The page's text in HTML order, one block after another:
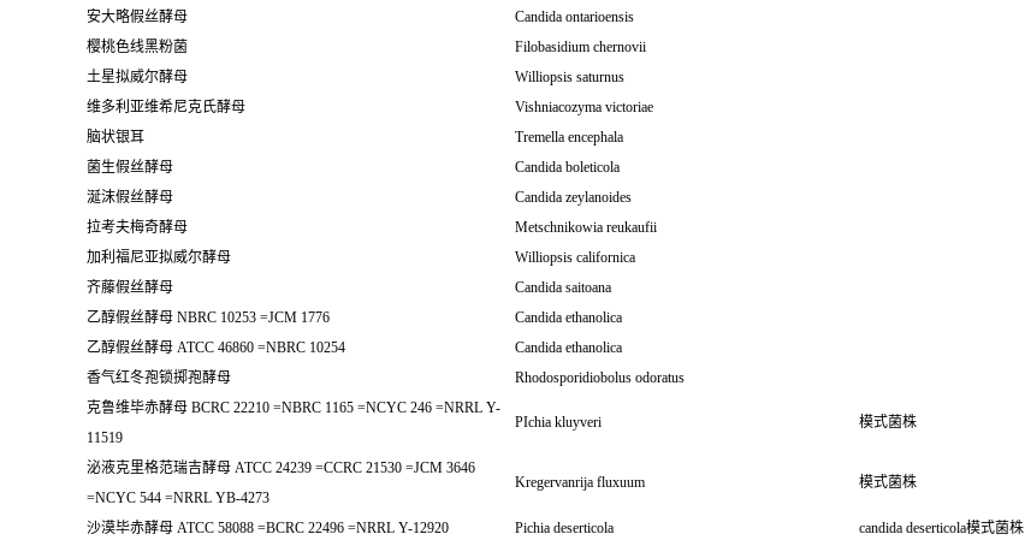
安大略假丝酵母
Candida ontarioensis
樱桃色线黑粉菌
Filobasidium chernovii
土星拟威尔酵母
Williopsis saturnus
维多利亚维希尼克氏酵母
Vishniacozyma victoriae
脑状银耳
Tremella encephala
菌生假丝酵母
Candida boleticola
涎沫假丝酵母
Candida zeylanoides
拉考夫梅奇酵母
Metschnikowia reukaufii
加利福尼亚拟威尔酵母
Williopsis californica
齐藤假丝酵母
Candida saitoana
乙醇假丝酵母 NBRC 10253 =JCM 1776
Candida ethanolica
乙醇假丝酵母 ATCC 46860 =NBRC 10254
Candida ethanolica
香气红冬孢锁掷孢酵母
Rhodosporidiobolus odoratus
克鲁维毕赤酵母 BCRC 22210 =NBRC 1165 =NCYC 246 =NRRL Y-
11519
PIchia kluyveri 模式菌株
泌液克里格范瑞吉酵母 ATCC 24239 =CCRC 21530 =JCM 3646
=NCYC 544 =NRRL YB-4273
Kregervanrija fluxuum 模式菌株
沙漠毕赤酵母 ATCC 58088 =BCRC 22496 =NRRL Y-12920 Pichia deserticola
candida deserticola模式菌株